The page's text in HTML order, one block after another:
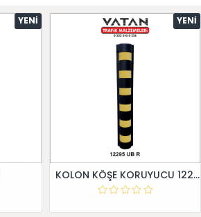
YENI YENI
KOLON KÖŞE KORUYUCU 12295 UB R